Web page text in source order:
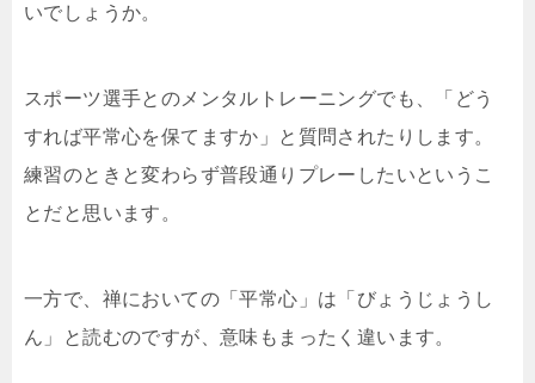
いでしょうか。
スポーツ選手とのメンタルトレーニングでも、「どう
すれば平常心を保てますか」と質問されたりします。
練習のときと変わらず普段通りプレーしたいというこ
とだと思います。
一方で、禅においての「平常心」は「びょうじょうし
ん」と読むのですが、意味もまったく違います。